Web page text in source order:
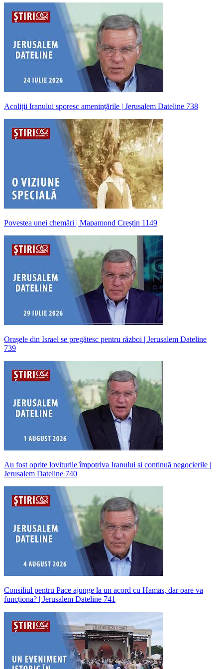
Acoliții Iranului sporesc amenințările | Jerusalem Dateline 738
Povestea unei chemări | Mapamond Creștin 1149
Orașele din Israel se pregătesc pentru război | Jerusalem Dateline
739
Au fost oprite loviturile împotriva Iranului și continuă negocierile |
Jerusalem Dateline 740
Consiliul pentru Pace ajunge la un acord cu Hamas, dar oare va
funcționa? | Jerusalem Dateline 741